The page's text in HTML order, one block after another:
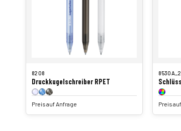
8208
Druckkugelschreiber RPET
Preis auf Anfrage Preis